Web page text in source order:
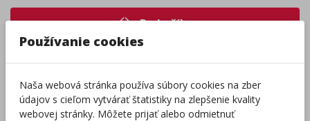
Do košíka
Používanie cookies
Naša webová stránka používa súbory cookies na zber
údajov s cieľom vytvárať štatistiky na zlepšenie kvality
webovej stránky. Môžete prijať alebo odmietnuť